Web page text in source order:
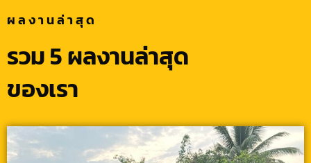
ผลงานล่าสุด
รวม 5 ผลงานล่าสุด
ของเรา